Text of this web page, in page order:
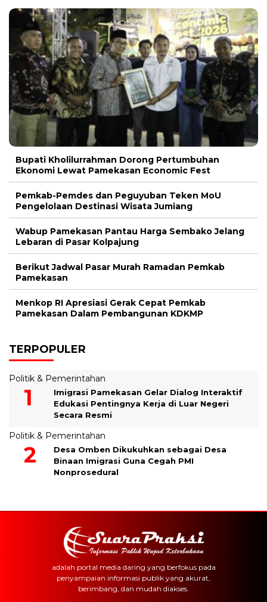
Bupati Kholilurrahman Dorong Pertumbuhan
Ekonomi Lewat Pamekasan Economic Fest
Pemkab-Pemdes dan Peguyuban Teken MoU
Pengelolaan Destinasi Wisata Jumiang
Wabup Pamekasan Pantau Harga Sembako Jelang
Lebaran di Pasar Kolpajung
Berikut Jadwal Pasar Murah Ramadan Pemkab
Pamekasan
Menkop RI Apresiasi Gerak Cepat Pemkab
Pamekasan Dalam Pembangunan KDKMP
TERPOPULER
Politik & Pemerintahan
Imigrasi Pamekasan Gelar Dialog Interaktif
Edukasi Pentingnya Kerja di Luar Negeri
Secara Resmi
Politik & Pemerintahan
Desa Omben Dikukuhkan sebagai Desa
Binaan Imigrasi Guna Cegah PMI
Nonprosedural
adalah portal media daring yang berfokus pada
penyampaian informasi publik yang akurat,
berimbang, dan mudah diakses.